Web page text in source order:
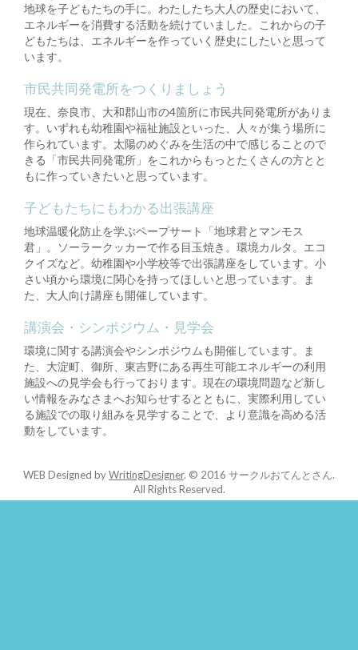
地球を子どもたちの手に。わたしたち大人の歴史において、
エネルギーを消費する活動を続けていました。これからの子
どもたちは、エネルギーを作っていく歴史にしたいと思って
います。
市民共同発電所をつくりましょう
現在、奈良市、大和郡山市の4箇所に市民共同発電所がありま
す。いずれも幼稚園や福祉施設といった、人々が集う場所に
作られています。太陽のめぐみを生活の中で感じることので
きる「市民共同発電所」をこれからもっとたくさんの方とと
もに作っていきたいと思っています。
子どもたちにもわかる出張講座
地球温暖化防止を学ぶペープサート「地球君とマンモス
君」。ソーラークッカーで作る目玉焼き。環境カルタ。エコ
クイズなど。幼稚園や小学校等で出張講座をしています。小
さい頃から環境に関心を持ってほしいと思っています。ま
た、大人向け講座も開催しています。
講演会・シンポジウム・見学会
環境に関する講演会やシンポジウムも開催しています。ま
た、大淀町、御所、東吉野にある再生可能エネルギーの利用
施設への見学会も行っております。現在の環境問題など新し
い情報をみなさまへお知らせするとともに、実際利用してい
る施設での取り組みを見学することで、より意識を高める活
動をしています。
WEB Designed byWritingDesigner. © 2016 サークルおてんとさん.
All Rights Reserved.